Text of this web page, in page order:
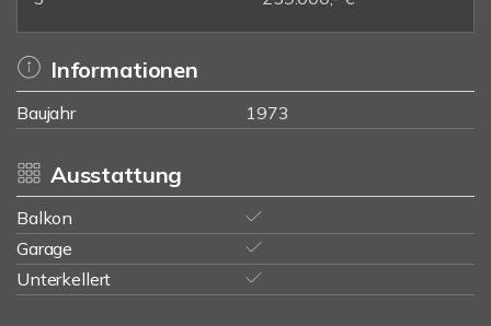
Informationen
Baujahr 1973
Ausstattung
Balkon
Garage
Unterkellert